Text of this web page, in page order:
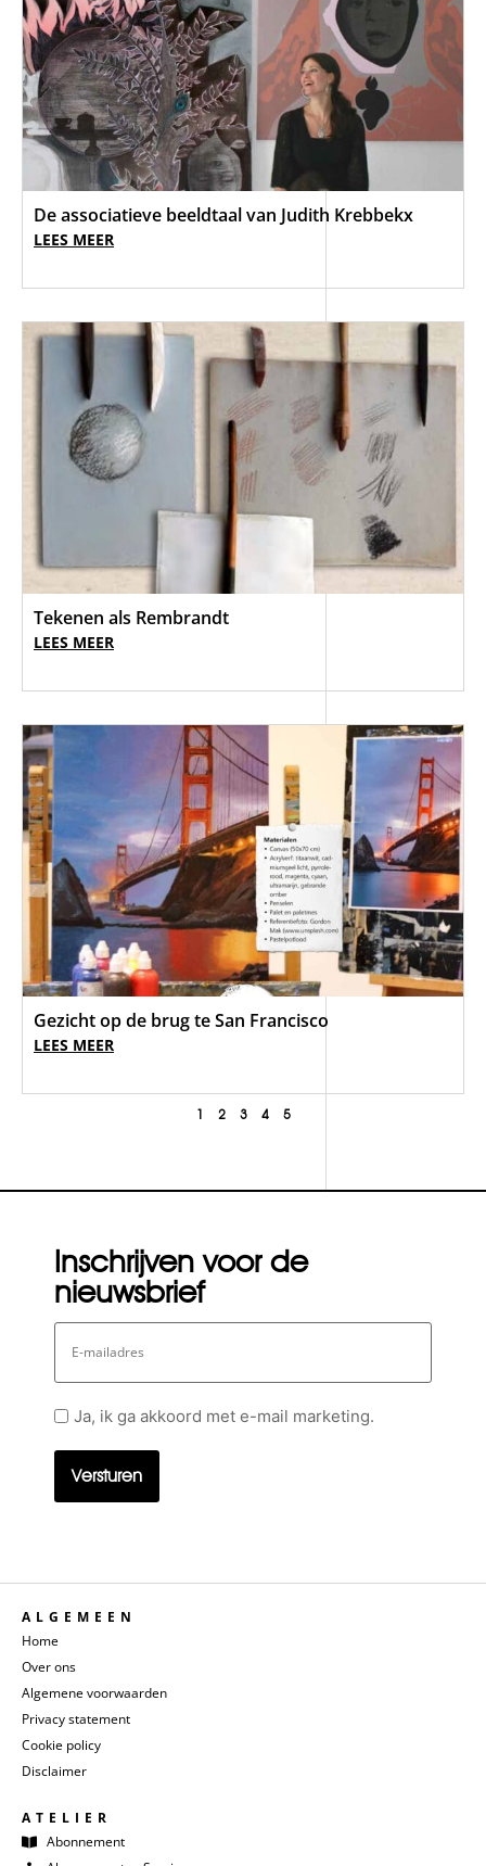
De associatieve beeldtaal van Judith Krebbekx
LEES MEER
Tekenen als Rembrandt
LEES MEER
Gezicht op de brug te San Francisco
LEES MEER
1 2 3 4 5
Inschrijven voor de
nieuwsbrief
E-
mailadres
GeenJa, ik ga akkoord met e-mail marketing.
ALGEMEEN
Home
Over ons
Algemene voorwaarden
Privacy statement
Cookie policy
Disclaimer
ATELIER
Abonnement